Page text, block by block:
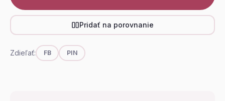
Pridať na porovnanie
Zdieľať: FB PIN